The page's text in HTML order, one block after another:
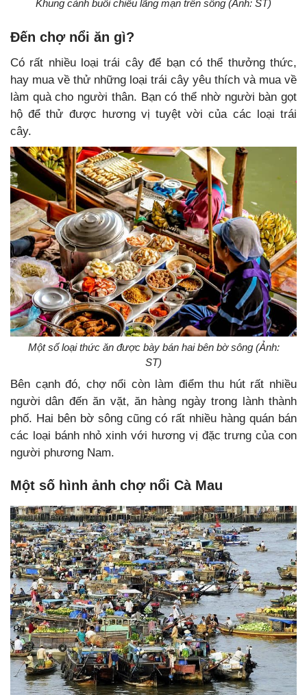
Khung cảnh buổi chiều lãng mạn trên sông (Ảnh: ST)
Đến chợ nổi ăn gì?
Có rất nhiều loại trái cây để bạn có thể thưởng thức,
hay mua về thử những loại trái cây yêu thích và mua về
làm quà cho người thân. Bạn có thể nhờ người bàn gọt
hộ để thử được hương vị tuyệt vời của các loại trái
cây.
Một số loại thức ăn được bày bán hai bên bờ sông (Ảnh:
ST)
Bên cạnh đó, chợ nổi còn làm điểm thu hút rất nhiều
người dân đến ăn vặt, ăn hàng ngày trong lành thành
phố. Hai bên bờ sông cũng có rất nhiều hàng quán bán
các loại bánh nhỏ xinh với hương vị đặc trưng của con
người phương Nam.
Một số hình ảnh chợ nổi Cà Mau